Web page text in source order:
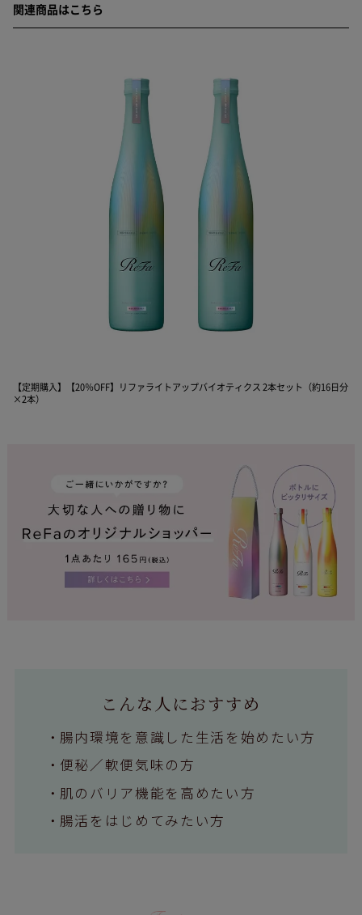
関連商品はこちら
【定期購入】【20％OFF】リファライトアップバイオティクス 2本セット（約16日分
×2本）
こんな人におすすめ
腸内環境を意識した生活を始めたい方
便秘／軟便気味の方
肌のバリア機能を高めたい方
腸活をはじめてみたい方